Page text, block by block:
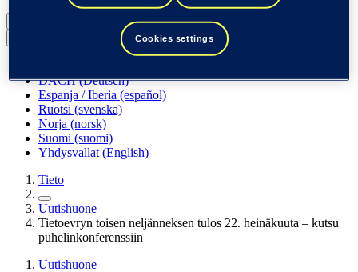
DACH (Deutsch)
Espanja / Iberia (español)
Ruotsi (svenska)
Norja (norsk)
Suomi (suomi)
Yhdysvallat (English)
Tieto
Uutishuone
Tietoevryn toisen neljänneksen tulos 22. heinäkuuta – kutsu
puhelinkonferenssiin
Uutishuone
Cookies settings